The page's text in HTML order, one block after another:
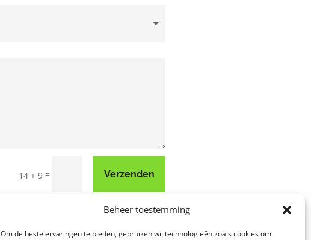
Beheer toestemming
Om de beste ervaringen te bieden, gebruiken wij technologieën zoals cookies om
14 + 9 = Verzenden